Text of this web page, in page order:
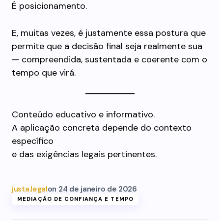
É posicionamento.
E, muitas vezes, é justamente essa postura que
permite que a decisão final seja realmente sua
— compreendida, sustentada e coerente com o
tempo que virá.
Conteúdo educativo e informativo.
A aplicação concreta depende do contexto
específico
e das exigências legais pertinentes.
justa.legalon 24 de janeiro de 2026
MEDIAÇÃO DE CONFIANÇA E TEMPO